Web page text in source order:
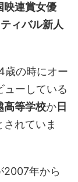
映連賞女優
ィバル新人
歳の時にオー
ューしている
高等学校か日
れていま
2007年から